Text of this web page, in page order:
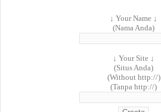
↓ Your Name ↓
(Nama Anda)
↓ Your Site ↓
(Situs Anda)
(Without http://)
(Tanpa http://)